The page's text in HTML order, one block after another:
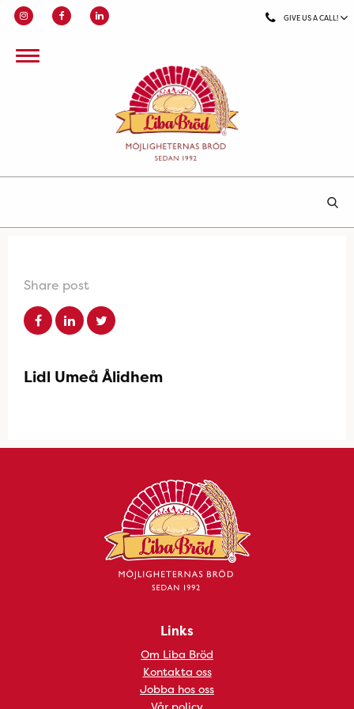
GIVE US A CALL!
Share post
Lidl Umeå Ålidhem
Links
Om Liba Bröd
Kontakta oss
Jobba hos oss